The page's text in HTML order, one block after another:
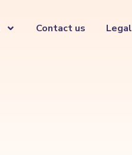
Contact us Legal